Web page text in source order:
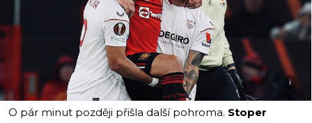
i
O pár minut později přišla další pohroma. Stoper